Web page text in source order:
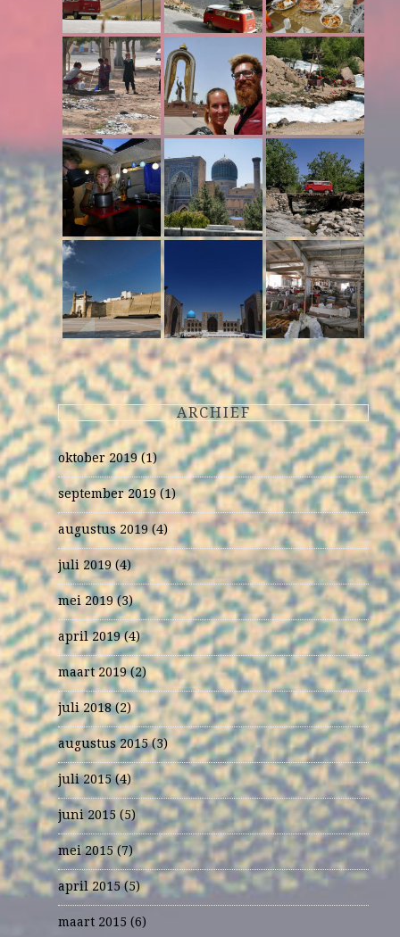
ARCHIEF
oktober 2019(1)
september 2019(1)
augustus 2019 (4)
juli 2019(4)
mei 2019(3)
april 2019(4)
maart 2019(2)
juli 2018(2)
augustus 2015(3)
juli 2015(4)
juni 2015 (5)
mei 2015(7)
april 2015(5)
maart 2015 (6)